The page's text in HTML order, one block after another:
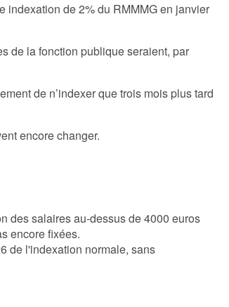
indexation de 2% du RMMMG en janvier
de la fonction publique seraient, par
de n’indexer que trois mois plus tard
encore changer.
des salaires au-dessus de 4000 euros
encore fixées.
de l'indexation normale, sans